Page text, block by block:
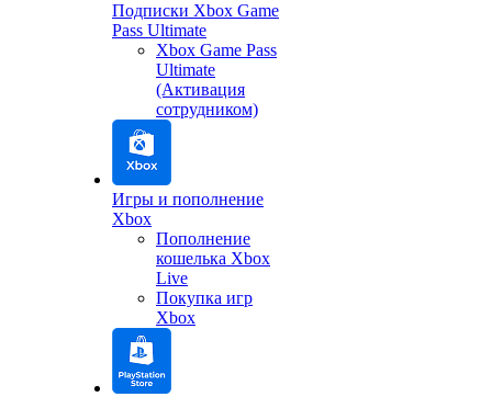
Подписки Xbox Game
Pass Ultimate
Xbox Game Pass
Ultimate
(Активация
сотрудником)
Игры и пополнение
Xbox
Пополнение
кошелька Xbox
Live
Покупка игр
Xbox